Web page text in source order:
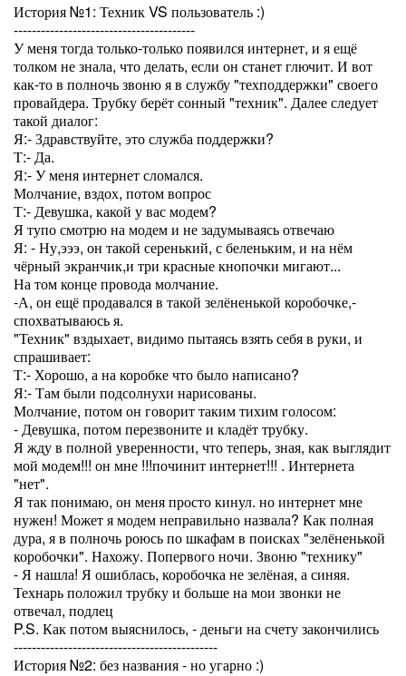
История №1: Техник VS пользователь :)
----------------------------------------
У меня тогда только-только появился интернет, и я ещё
толком не знала, что делать, если он станет глючит. И вот
как-то в полночь звоню я в службу "техподдержки" своего
провайдера. Трубку берёт сонный "техник". Далее следует
такой диалог:
Я:- Здравствуйте, это служба поддержки?
Т:- Да.
Я:- У меня интернет сломался.
Молчание, вздох, потом вопрос
Т:- Девушка, какой у вас модем?
Я тупо смотрю на модем и не задумываясь отвечаю
Я: - Ну,эээ, он такой серенький, с беленьким, и на нём
чёрный экранчик,и три красные кнопочки мигают...
На том конце провода молчание.
-А, он ещё продавался в такой зелёненькой коробочке,-
спохватываюсь я.
"Техник" вздыхает, видимо пытаясь взять себя в руки, и
спрашивает:
Т:- Хорошо, а на коробке что было написано?
Я:- Там были подсолнухи нарисованы.
Молчание, потом он говорит таким тихим голосом:
- Девушка, потом перезвоните и кладёт трубку.
Я жду в полной уверенности, что теперь, зная, как выглядит
мой модем!!! он мне !!!починит интернет!!! . Интернета
"нет".
Я так понимаю, он меня просто кинул. но интернет мне
нужен! Может я модем неправильно назвала? Как полная
дура, я в полночь роюсь по шкафам в поисках "зелёненькой
коробочки". Нахожу. Попервого ночи. Звоню "технику"
- Я нашла! Я ошиблась, коробочка не зелёная, а синяя.
Технарь положил трубку и больше на мои звонки не
отвечал, подлец
P.S. Как потом выяснилось, - деньги на счету закончились
---------------------------------------------
История №2: без названия - но угарно :)